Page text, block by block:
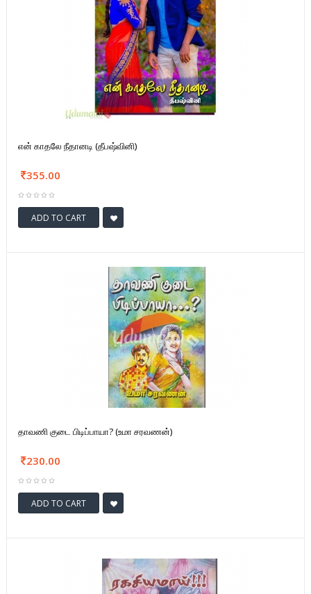
என் காதலே நீதானடி (தீபஷ்வினி)
355.00
ADD TO CART
தாவணி குடை பிடிப்பாயா? (உமா சரவணன்)
230.00
ADD TO CART